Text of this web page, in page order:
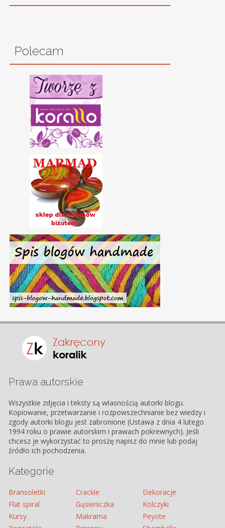
Polecam
Prawa autorskie
Wszystkie zdjęcia i teksty są własnością autorki blogu.
Kopiowanie, przetwarzanie i rozpowszechnianie bez wiedzy i
zgody autorki blogu jest zabronione (Ustawa z dnia 4 lutego
1994 roku o prawie autorskim i prawach pokrewnych). Jeśli
chcesz je wykorzystać to proszę napisz do mnie lub podaj
źródło ich pochodzenia.
Kategorie
Bransoletki Crackle
Dekoracje
Flat spiral
Gąsieniczka
Kolczyki
Kursy
Makrama
Peyote